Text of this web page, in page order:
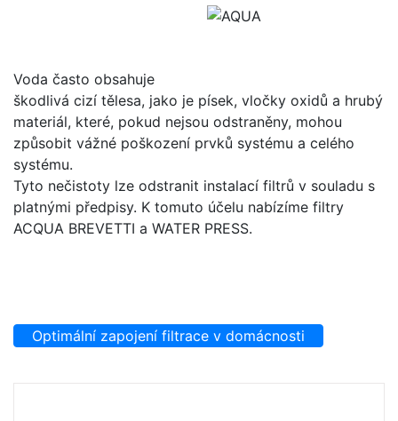
Voda často obsahuje
škodlivá cizí tělesa, jako je písek, vločky oxidů a hrubý
materiál, které, pokud nejsou odstraněny, mohou
způsobit vážné poškození prvků systému a celého
systému.
Tyto nečistoty lze odstranit instalací filtrů v souladu s
platnými předpisy. K tomuto účelu nabízíme filtry
ACQUA BREVETTI a WATER PRESS.
Optimální zapojení filtrace v domácnosti